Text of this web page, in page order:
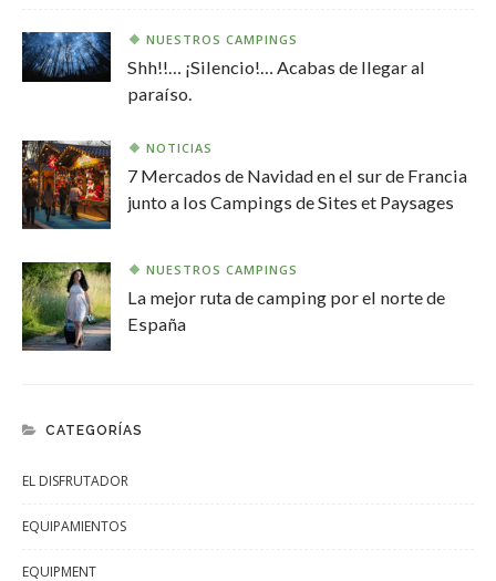
NUESTROS CAMPINGS
Shh!!… ¡Silencio!… Acabas de llegar al
paraíso.
NOTICIAS
7 Mercados de Navidad en el sur de Francia
junto a los Campings de Sites et Paysages
NUESTROS CAMPINGS
La mejor ruta de camping por el norte de
España
CATEGORÍAS
EL DISFRUTADOR
EQUIPAMIENTOS
EQUIPMENT